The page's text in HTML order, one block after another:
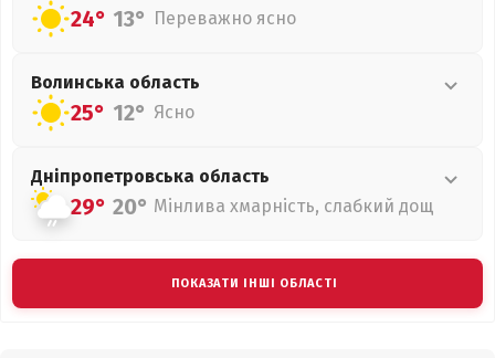
24° 13° Переважно ясно
Волинська область
25° 12° Ясно
Дніпропетровська область
29° 20° Мінлива хмарність, слабкий дощ
ПОКАЗАТИ ІНШІ ОБЛАСТІ